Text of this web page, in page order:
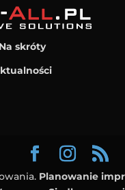
Na skróty
Planowanie